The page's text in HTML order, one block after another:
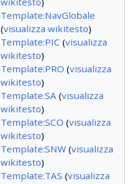
Template:NavGlobale
(visualizza wikitesto)
Template:PIC (visualizza
wikitesto)
Template:PRO (visualizza
wikitesto)
Template:SA(visualizza
wikitesto)
Template:SCO (visualizza
wikitesto)
Template:SNW(visualizza
wikitesto)
Template:TAS (visualizza